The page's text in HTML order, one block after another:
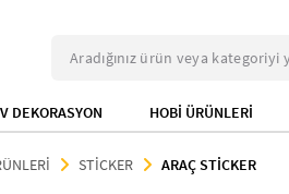
DEKORASYON HOBİ ÜRÜNLERİ
STİCKER ARAÇ STİCKER